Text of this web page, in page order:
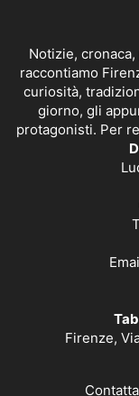
Notizie,
raccontiamo
curiosità,
giorno, gli
protagonisti. Per
Firenze,